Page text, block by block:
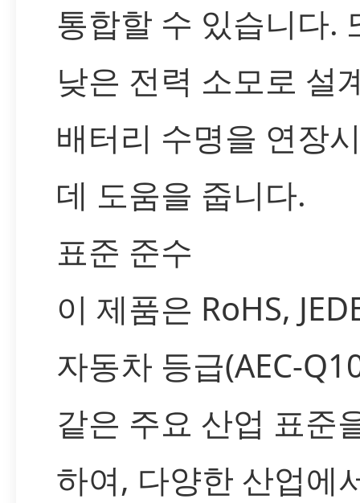
통합할 수 있습니다.
낮은 전력 소모로 설
배터리 수명을 연장
데 도움을 줍니다.
표준 준수
이 제품은 RoHS,
자동차 등급(AEC-
같은 주요 산업 표준
하여, 다양한 산업에